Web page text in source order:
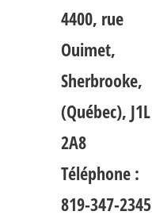
4400, rue
Ouimet,
Sherbrooke,
(Québec), J1L
2A8
Téléphone :
819-347-2345